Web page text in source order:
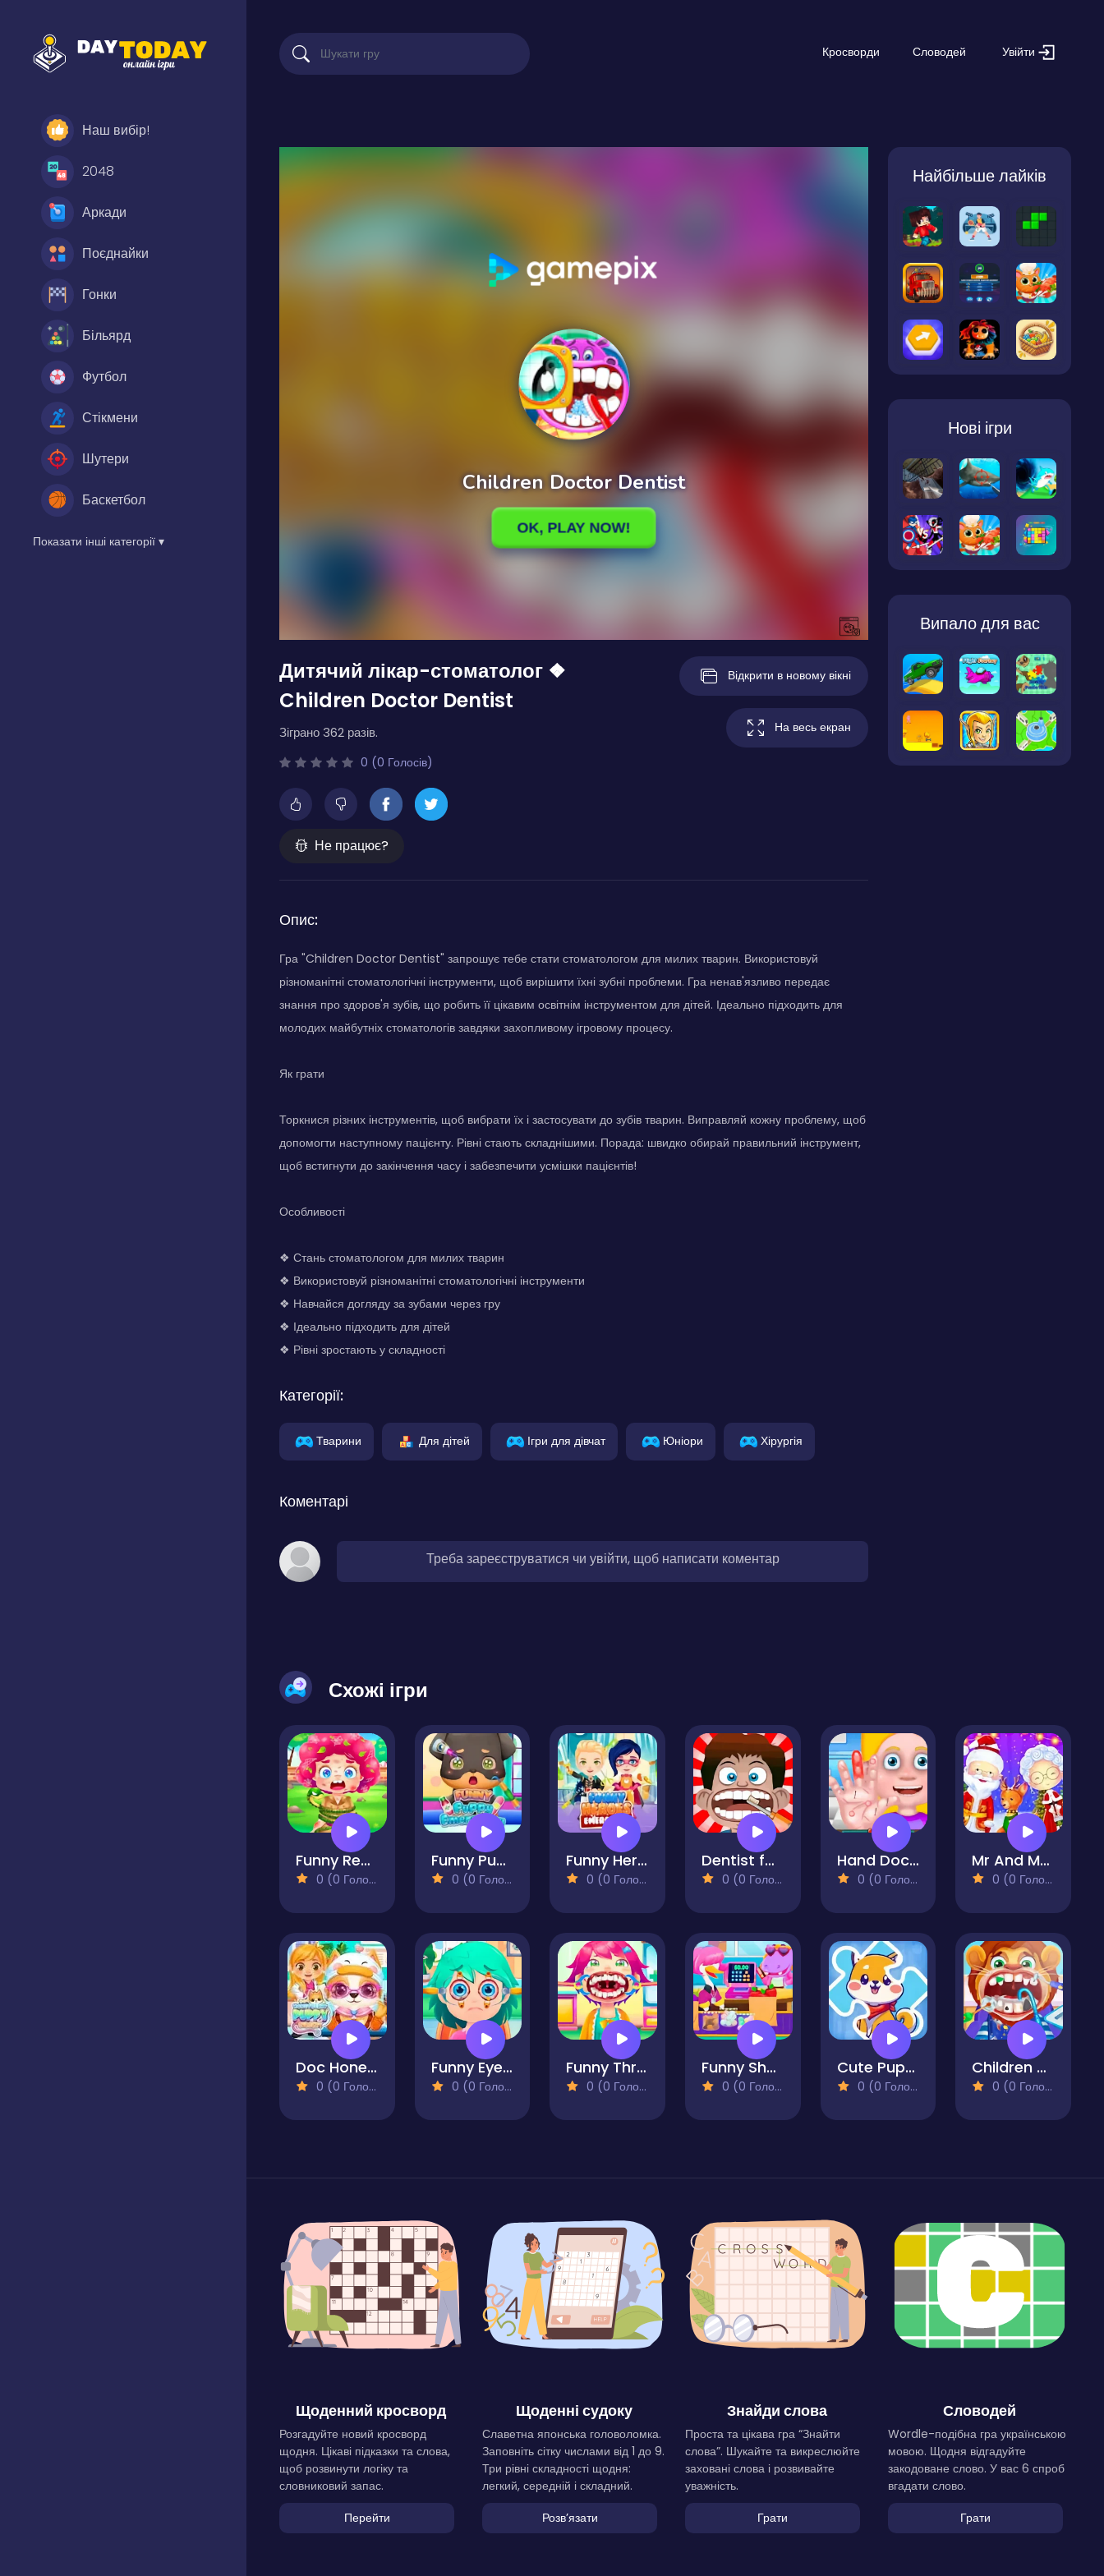
Наш вибір!
2048
Аркади
Поєднайки
Гонки
Більярд
Футбол
Стікмени
Шутери
Баскетбол
Показати інші категорії ▾
Кросворди Словодей Увійти
Дитячий лікар-стоматолог ❖
Children Doctor Dentist
Зіграно 362 разів.
0 (0 Голосів)
Не працює?
Відкрити в новому вікні
На весь екран
Опис:
Гра "Children Doctor Dentist" запрошує тебе стати стоматологом для милих тварин. Використовуй
різноманітні стоматологічні інструменти, щоб вирішити їхні зубні проблеми. Гра ненав'язливо передає
знання про здоров'я зубів, що робить її цікавим освітнім інструментом для дітей. Ідеально підходить для
молодих майбутніх стоматологів завдяки захопливому ігровому процесу.
Як грати
Торкнися різних інструментів, щоб вибрати їх і застосувати до зубів тварин. Виправляй кожну проблему, щоб
допомогти наступному пацієнту. Рівні стають складнішими. Порада: швидко обирай правильний інструмент,
щоб встигнути до закінчення часу і забезпечити усмішки пацієнтів!
Особливості
❖ Стань стоматологом для милих тварин
❖ Використовуй різноманітні стоматологічні інструменти
❖ Навчайся догляду за зубами через гру
❖ Ідеально підходить для дітей
❖ Рівні зростають у складності
Категорії:
Тварини Для дітей Ігри для дівчат Юніори Хірургія
Коментарі
Треба зареєструватися чи увійти, щоб написати коментар
Найбільше лайків
Нові ігри
Випало для вас
Схожі ігри
Funny Rescue Zookeeper
0 (0 Голосів)
Funny Puppy Emergency
0 (0 Голосів)
Funny Heroes Emergency
0 (0 Голосів)
Dentist for Kids
0 (0 Голосів)
Hand Doctor
0 (0 Голосів)
Mr And Mrs Santa Christmas Adventure
0 (0 Голосів)
Doc HoneyBerry Puppy Surgery
0 (0 Голосів)
Funny Eye Surgery
0 (0 Голосів)
Funny Throat Surgery
0 (0 Голосів)
Funny Shopping Supermarket
0 (0 Голосів)
Cute Puppies Puzzle
0 (0 Голосів)
Children Doctor Dentist 2
0 (0 Голосів)
Щоденний кросворд
Розгадуйте новий кросворд
щодня. Цікаві підказки та слова,
щоб розвинути логіку та
словниковий запас.
Перейти
Щоденні судоку
Славетна японська головоломка.
Заповніть сітку числами від 1 до 9.
Три рівні складності щодня:
легкий, середній і складний.
Розвʼязати
Знайди слова
Проста та цікава гра “Знайти
слова”. Шукайте та викреслюйте
заховані слова і розвивайте
уважність.
Грати
Словодей
Wordle-подібна гра українською
мовою. Щодня відгадуйте
закодоване слово. У вас 6 спроб
вгадати слово.
Грати